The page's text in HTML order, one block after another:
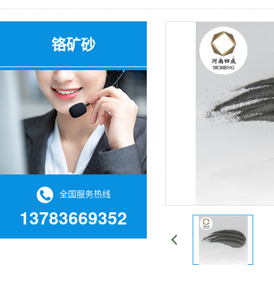
铬矿砂
全国服务热线
13783669352